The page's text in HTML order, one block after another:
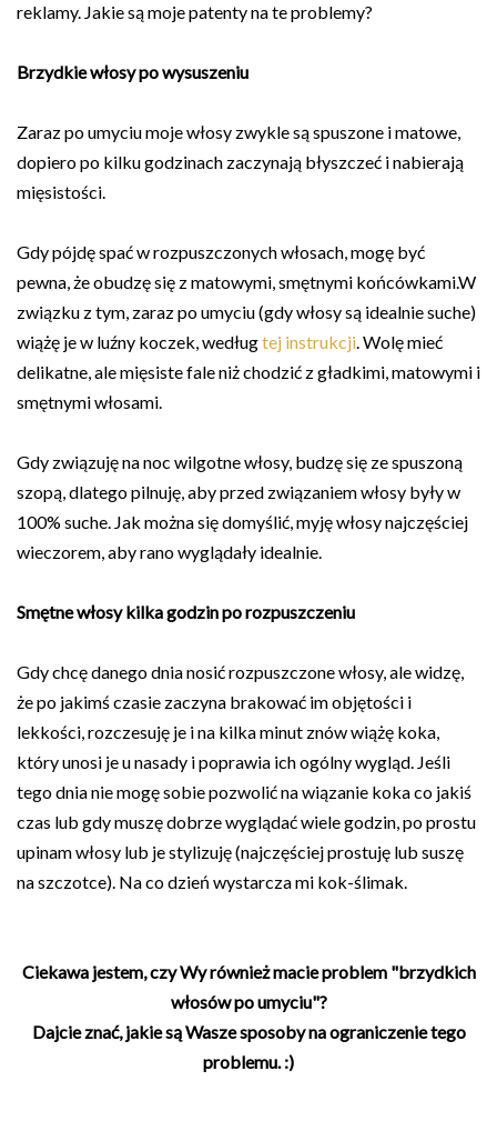
reklamy. Jakie są moje patenty na te problemy?
Brzydkie włosy po wysuszeniu
Zaraz po umyciu moje włosy zwykle są spuszone i matowe,
dopiero po kilku godzinach zaczynają błyszczeć i nabierają
mięsistości.
Gdy pójdę spać w rozpuszczonych włosach, mogę być
pewna, że obudzę się z matowymi, smętnymi końcówkami.W
związku z tym, zaraz po umyciu (gdy włosy są idealnie suche)
wiążę je w luźny koczek, wedługtej instrukcji. Wolę mieć
delikatne, ale mięsiste fale niż chodzić z gładkimi, matowymi i
smętnymi włosami.
Gdy związuję na noc wilgotne włosy, budzę się ze spuszoną
szopą, dlatego pilnuję, aby przed związaniem włosy były w
100% suche. Jak można się domyślić, myję włosy najczęściej
wieczorem, aby rano wyglądały idealnie.
Smętne włosy kilka godzin po rozpuszczeniu
Gdy chcę danego dnia nosić rozpuszczone włosy, ale widzę,
że po jakimś czasie zaczyna brakować im objętości i
lekkości, rozczesuję je i na kilka minut znów wiążę koka,
który unosi je u nasady i poprawia ich ogólny wygląd. Jeśli
tego dnia nie mogę sobie pozwolić na wiązanie koka co jakiś
czas lub gdy muszę dobrze wyglądać wiele godzin, po prostu
upinam włosy lub je stylizuję (najczęściej prostuję lub suszę
na szczotce). Na co dzień wystarcza mi kok-ślimak.
Ciekawa jestem, czy Wy również macie problem "brzydkich
włosów po umyciu"?
Dajcie znać, jakie są Wasze sposoby na ograniczenie tego
problemu. :)